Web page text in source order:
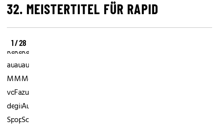
32. MEISTERTITEL FÜR RAPID
1 / 28
Rapid
auf
MeisterkursBereits
vor
dem
Spiel
Rapid
auf
MeisterkursDie
Fans
gingen
optimistisch
Rapid
auf
MeisterkursNur
zum
Autogramme-
Schreiben